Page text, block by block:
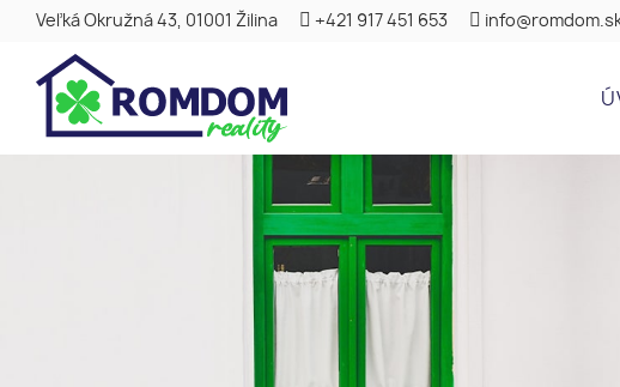
Veľká Okružná 43, 01001 Žilina +421 917 451 653